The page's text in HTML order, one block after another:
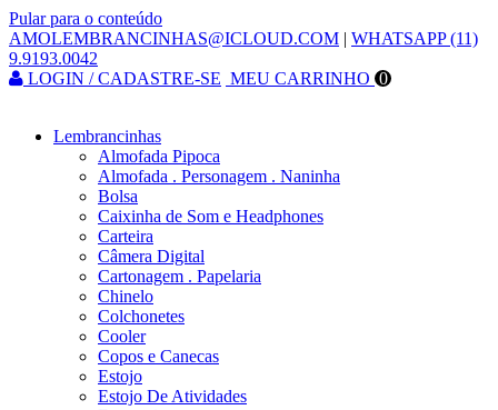
Pular para o conteúdo
AMOLEMBRANCINHAS@ICLOUD.COM | WHATSAPP (11)
9.9193.0042
LOGIN / CADASTRE-SE MEU CARRINHO 0
Lembrancinhas
Almofada Pipoca
Almofada . Personagem . Naninha
Bolsa
Caixinha de Som e Headphones
Carteira
Câmera Digital
Cartonagem . Papelaria
Chinelo
Colchonetes
Cooler
Copos e Canecas
Estojo
Estojo De Atividades